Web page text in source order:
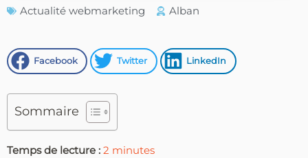
Actualité webmarketing
Alban
Facebook Twitter LinkedIn
Sommaire
Temps de lecture : 2 minutes